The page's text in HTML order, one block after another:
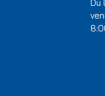
Du